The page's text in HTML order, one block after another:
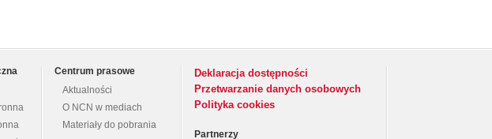
Centrum prasowe
Aktualności
O NCN w mediach
Materiały do pobrania
Deklaracja dostępności
Przetwarzanie danych osobowych
Polityka cookies
Partnerzy